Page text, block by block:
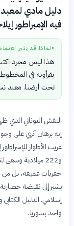
دليل مادي
فيه الإمبراطور
● لماذا قد يثير
هذا ليس مجرد
يقرأونه في
تحت أرضنا. معبد
النقش اليوناني
إنه برهان آثري على
و222 ميلادية
حفريات عميقة، بل
يشير إلى نقيضة
إسلامي. الدليل
واحد بسوريا.